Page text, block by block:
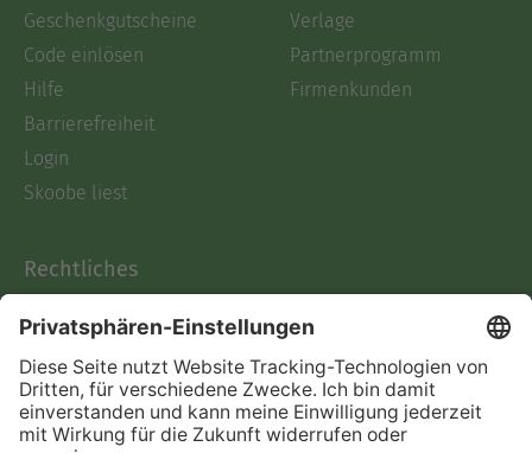
Geschenkgutscheine
Code einlösen
Hilfe
Barrierefreiheit
Login
Skoobe liest
Verlage
Partnerprogramm
Firmenkunden
Rechtliches
AGB
Informationen nach Data
Act
Verträge hier kündigen